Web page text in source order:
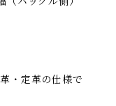
・定革の仕様で